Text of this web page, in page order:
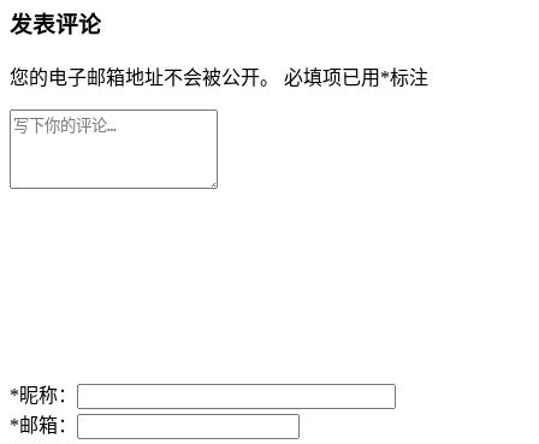
发表评论
您的电子邮箱地址不会被公开。 必填项已用 *标注
*昵称：
*邮箱：